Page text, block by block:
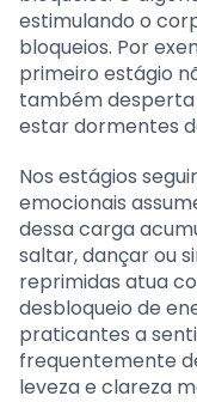
estimulando o
bloqueios. Por
primeiro estágio
também
estar dormentes
Nos estágios
emocionais
dessa carga
saltar, dançar ou
reprimidas atua
desbloqueio de
praticantes a
frequentemente
leveza e clareza